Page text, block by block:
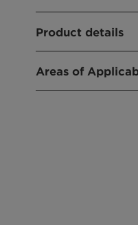
Dispersing
Improves
borne
Product details
Areas of